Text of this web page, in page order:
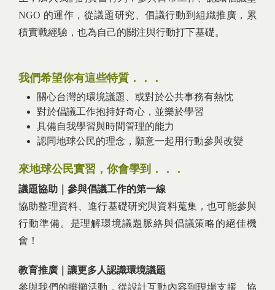
NGO 的運作，從議題研究、倡議行動到組織推廣，累
積實戰經驗，也為自己的關注與行動打下基礎。
我們希望你有這些特質．．．
關心台灣的環境議題、或對於公共事務有熱忱
對於倡議工作抱持好奇心，並樂於學習
具備自我學習與時間管理的能力
認同地球公民的理念，願意一起用行動參與改變
來地球公民實習，你會學到．．．
議題協助｜參與倡議工作的第一線
協助整理資料、進行基礎研究與資料蒐集，也可能參與
行動準備。是理解環境議題脈絡與倡議策略的絕佳機
會！
教育推廣｜讓更多人認識環境議題
參與我們的擺攤活動，從設計互動內容到現場支援、協